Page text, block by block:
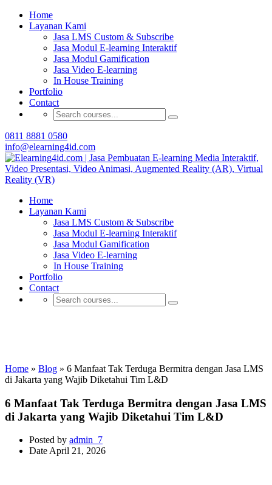
Home
Layanan Kami
Jasa LMS Custom & Subscribe
Jasa Modul E-learning Interaktif
Jasa Modul Gamification
Jasa Video E-learning
In House Training
Portfolio
Contact
0811 8881 0580
info@elearning4id.com
Home
Layanan Kami
Jasa LMS Custom & Subscribe
Jasa Modul E-learning Interaktif
Jasa Modul Gamification
Jasa Video E-learning
In House Training
Portfolio
Contact
Home » Blog » 6 Manfaat Tak Terduga Bermitra dengan Jasa LMS
di Jakarta yang Wajib Diketahui Tim L&D
6 Manfaat Tak Terduga Bermitra dengan Jasa LMS
di Jakarta yang Wajib Diketahui Tim L&D
Posted by admin_7
Date April 21, 2026
Buat Modul E-learning & LMS Anda Semakin
Menarik dengan Gamification
Hubungi Tim Elearning4id